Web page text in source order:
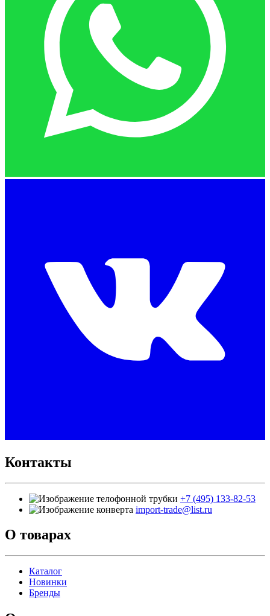
Контакты
+7 (495) 133-82-53
import-trade@list.ru
О товарах
Каталог
Новинки
Бренды